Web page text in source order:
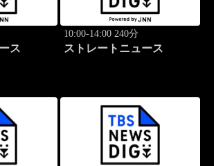
ス
10:00-14:00 240分
ストレートニュース